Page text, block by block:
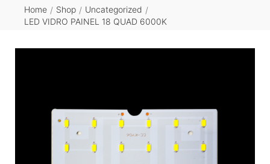
Home / Shop / Uncategorized /
LED VIDRO PAINEL 18 QUAD 6000K